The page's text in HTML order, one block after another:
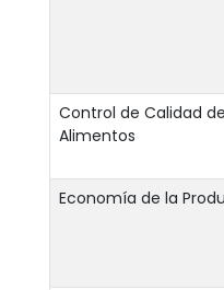
Control de Calidad de
Alimentos
Economía de la